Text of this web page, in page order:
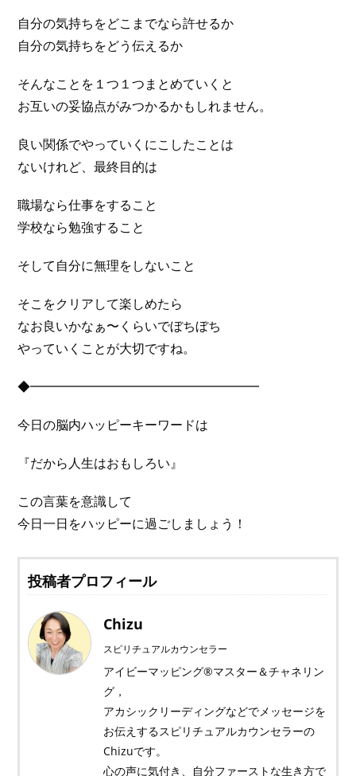
自分の気持ちをどこまでなら許せるか
自分の気持ちをどう伝えるか
そんなことを１つ１つまとめていくと
お互いの妥協点がみつかるかもしれません。
良い関係でやっていくにこしたことは
ないけれど、最終目的は
職場なら仕事をすること
学校なら勉強すること
そして自分に無理をしないこと
そこをクリアして楽しめたら
なお良いかなぁ〜くらいでぼちぼち
やっていくことが大切ですね。
◆━━━━━━━━━━━━━━━━━━
今日の脳内ハッピーキーワードは
『だから人生はおもしろい』
この言葉を意識して
今日一日をハッピーに過ごしましょう！
投稿者プロフィール
Chizu
スピリチュアルカウンセラー
アイビーマッピング®マスター＆チャネリン
グ，
アカシックリーディングなどでメッセージを
お伝えするスピリチュアルカウンセラーの
Chizuです。
心の声に気付き、自分ファーストな生き方で